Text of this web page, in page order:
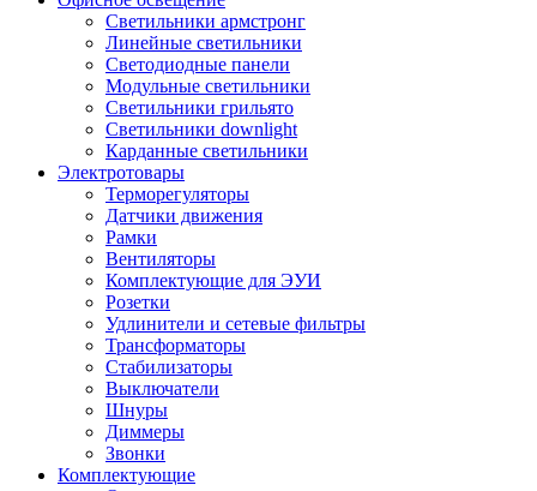
Светильники армстронг
Линейные светильники
Светодиодные панели
Модульные светильники
Светильники грильято
Светильники downlight
Карданные светильники
Электротовары
Терморегуляторы
Датчики движения
Рамки
Вентиляторы
Комплектующие для ЭУИ
Розетки
Удлинители и сетевые фильтры
Трансформаторы
Стабилизаторы
Выключатели
Шнуры
Диммеры
Звонки
Комплектующие